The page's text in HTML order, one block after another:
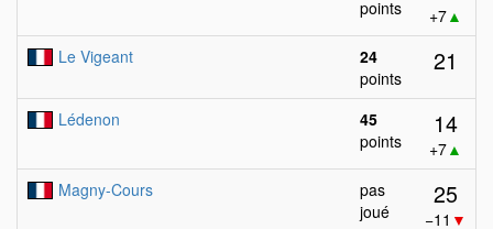
points
+7▲
Le Vigeant
24
points
21
Lédenon
45
points
14
+7▲
Magny-Cours
pas
joué
25
−11 ▼